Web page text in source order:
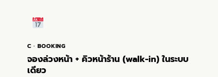
C · BOOKING
จองล่วงหน้า + คิวหน้าร้าน (walk-in) ในระบบ
เดียว